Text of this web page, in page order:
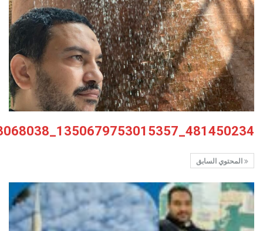
481450234_1350679753015357_1018519236263068038_n
المحتوي السابق